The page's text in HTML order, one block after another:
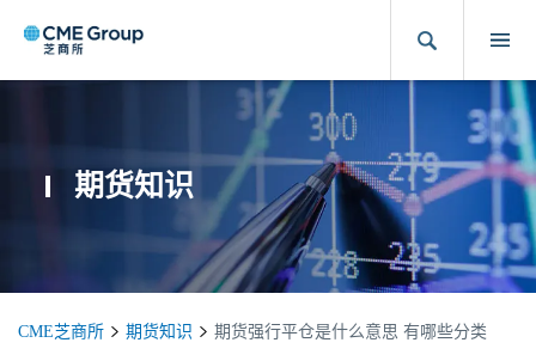
期货知识
CME芝商所 期货知识 期货强行平仓是什么意思 有哪些分类